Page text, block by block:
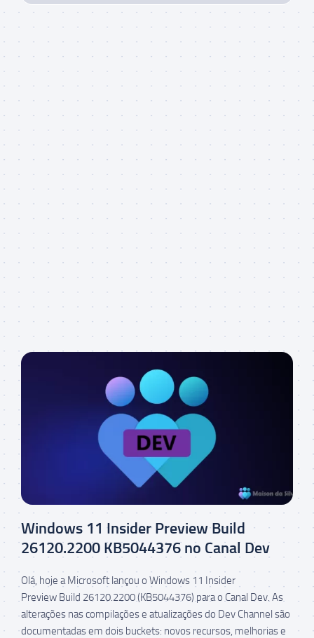
Windows 11 Insider Preview Build
26120.2200 KB5044376 no Canal Dev
Olá, hoje a Microsoft lançou o Windows 11 Insider
Preview Build 26120.2200 (KB5044376) para o Canal Dev. As
alterações nas compilações e atualizações do Dev Channel são
documentadas em dois buckets: novos recursos, melhorias e